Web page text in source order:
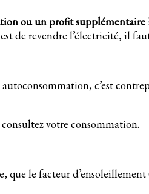
ou un profit supplémentaire
de revendre l’électricité, il
autoconsommation, c’est
votre consommation.
que le facteur